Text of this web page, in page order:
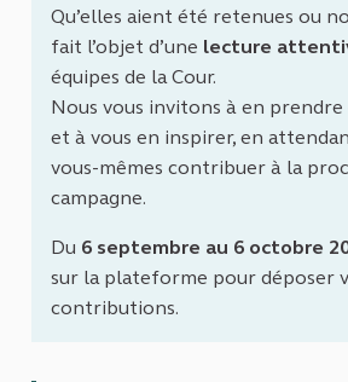
Qu’elles aient été retenues ou
fait l’objet d’une lecture
équipes de la Cour.
Nous vous invitons à en prendre
et à vous en inspirer, en
vous-mêmes contribuer à la
campagne.
Du 6 septembre au 6 octobre
sur la plateforme pour déposer
contributions.